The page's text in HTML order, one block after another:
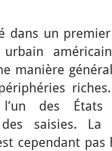
dans un
manière
l’un des
des saisies.
cependant